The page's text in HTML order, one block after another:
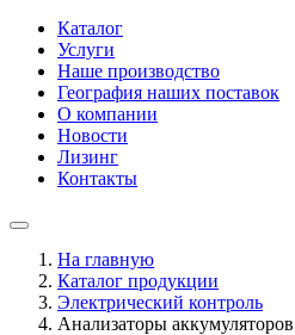
Каталог
Услуги
Наше производство
География наших поставок
О компании
Новости
Лизинг
Контакты
На главную
Каталог продукции
Электрический контроль
Анализаторы аккумуляторов